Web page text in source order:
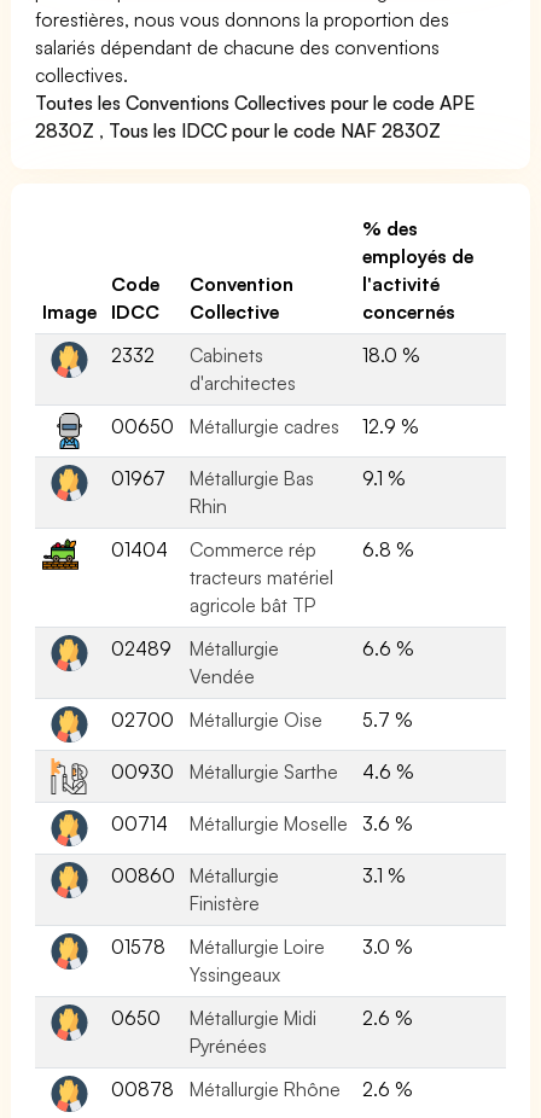
forestières, nous vous donnons la proportion des
salariés dépendant de chacune des conventions
collectives.
Toutes les Conventions Collectives pour le code APE
2830Z , Tous les IDCC pour le code NAF 2830Z
Image
Code
IDCC
Convention
Collective
% des
employés de
l'activité
concernés
2332
Cabinets
d'architectes
18.0 %
00650 Métallurgie cadres 12.9 %
01967
Métallurgie Bas
Rhin
9.1 %
01404
Commerce rép
tracteurs matériel
agricole bât TP
6.8 %
02489
Métallurgie
Vendée
6.6 %
02700 Métallurgie Oise 5.7 %
00930 Métallurgie Sarthe 4.6 %
00714 Métallurgie Moselle 3.6 %
00860
Métallurgie
Finistère
3.1 %
01578
Métallurgie Loire
Yssingeaux
3.0 %
0650
Métallurgie Midi
Pyrénées
2.6 %
00878 Métallurgie Rhône 2.6 %